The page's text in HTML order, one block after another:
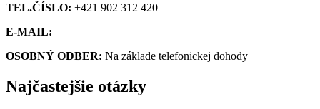
TEL.ČÍSLO: +421 902 312 420
E-MAIL:
OSOBNÝ ODBER: Na základe telefonickej dohody
Najčastejšie otázky